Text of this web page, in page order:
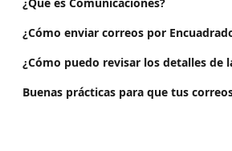
¿Cómo enviar correos por